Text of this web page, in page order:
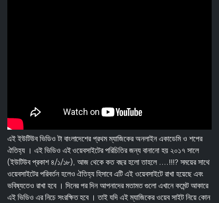
এই ইউটিউব ভিডিও টা বাংলাদেশের প্রথম ম্যাজিকের অনলাইন একাডেমি ও শপের
ঐতিহ্য । এই ভিডিও এই ওয়েবসাইটের পরিচিতির জন্য বানানো হয় ২০১৭ সালে
(ইউটিউব প্রকাশ ৪/১/১৮), আজ থেকে কত বছর হলো তাহলে ....!!!? সময়ের সাথে
ওয়েবসাইটের পরিবর্তন হলেও ঐতিহ্য হিসাবে এটি এই ওয়েবসাইটে রাখা হয়েছে এবং
ভবিষ্যতেও রাখা হবে । দিনের পর দিন আপনাদের মতামত গুলো এখানে কমেন্ট আকারে
এই ভিডিও এর নিচে সংরক্ষিত হবে । তাই যদি এই ম্যাজিকের ওয়েব সাইট নিয়ে কোন